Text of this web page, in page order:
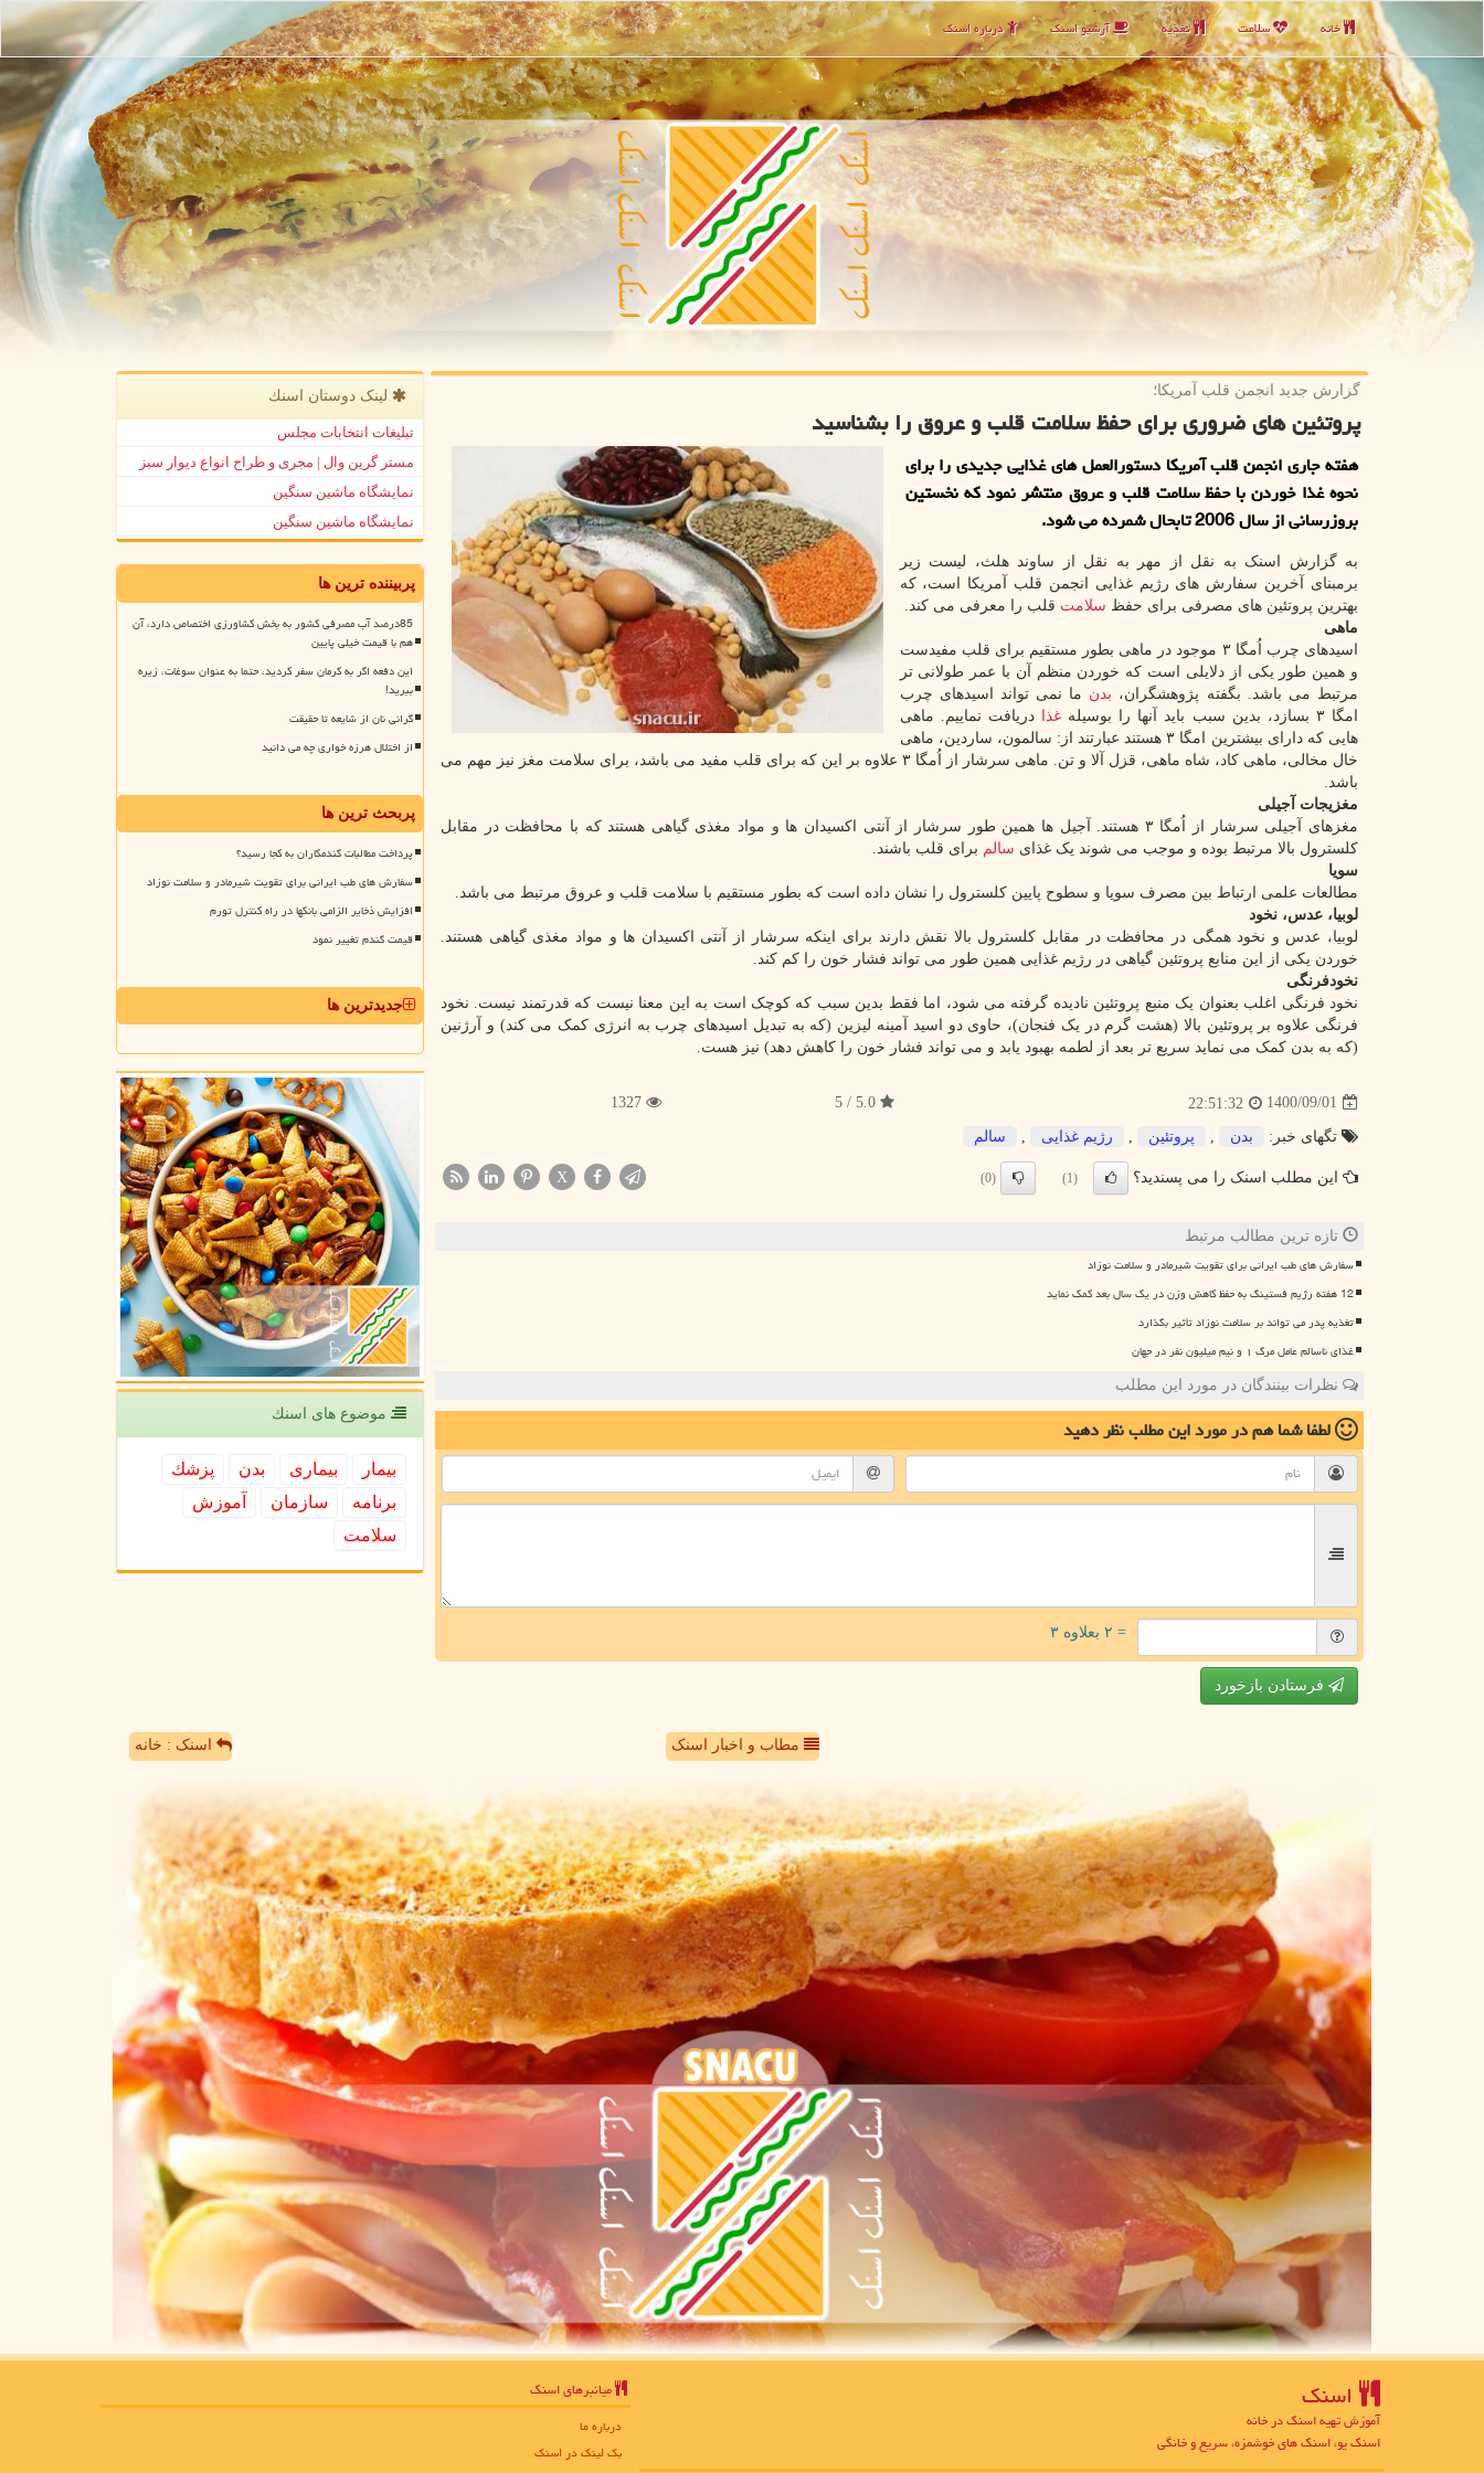
خانه سلامت تغذیه آرشیو اسنك درباره اسنك
گزارش جدید انجمن قلب آمریكا؛
پروتئین های ضروری برای حفظ سلامت قلب و عروق را بشناسید
هفته جاری انجمن قلب آمریکا دستورالعمل های غذایی جدیدی را برای
نحوه غذا خوردن با حفظ سلامت قلب و عروق منتشر نمود که نخستین
بروزرسانی از سال 2006 تابحال شمرده می شود.
به گزارش اسنک به نقل از مهر به نقل از ساوند هلث، لیست زیر
برمبنای آخرین سفارش های رژیم غذایی انجمن قلب آمریکا است، که
بهترین پروتئین های مصرفی برای حفظ سلامت قلب را معرفی می کند.
ماهی
اسیدهای چرب اُمگا ۳ موجود در ماهی بطور مستقیم برای قلب مفیدست
و همین طور یکی از دلایلی است که خوردن منظم آن با عمر طولانی تر
مرتبط می باشد. بگفته پژوهشگران، بدن ما نمی تواند اسیدهای چرب
امگا ۳ بسازد، بدین سبب باید آنها را بوسیله
غذا
دریافت نماییم. ماهی
هایی که دارای بیشترین امگا ۳ هستند عبارتند از: سالمون، ساردین، ماهی
خال مخالی، ماهی کاد، شاه ماهی، قزل آلا و تن. ماهی سرشار از اُمگا ۳ علاوه بر این که برای قلب مفید می باشد، برای سلامت مغز نیز مهم می
باشد.
مغزیجات آجیلی
مغزهای آجیلی سرشار از اُمگا ۳ هستند. آجیل ها همین طور سرشار از آنتی اکسیدان ها و مواد مغذی گیاهی هستند که با محافظت در مقابل
کلسترول بالا مرتبط بوده و موجب می شوند یک غذای سالم برای قلب باشند.
سویا
مطالعات علمی ارتباط بین مصرف سویا و سطوح پایین کلسترول را نشان داده است که بطور مستقیم با سلامت قلب و عروق مرتبط می باشد.
لوبیا، عدس، نخود
لوبیا، عدس و نخود همگی در محافظت در مقابل کلسترول بالا نقش دارند برای اینکه سرشار از آنتی اکسیدان ها و مواد مغذی گیاهی هستند.
خوردن یکی از این منابع پروتئین گیاهی در رژیم غذایی همین طور می تواند فشار خون را کم کند.
نخودفرنگی
نخود فرنگی اغلب بعنوان یک منبع پروتئین نادیده گرفته می شود، اما فقط بدین سبب که کوچک است به این معنا نیست که قدرتمند نیست. نخود
فرنگی علاوه بر پروتئین بالا (هشت گرم در یک فنجان)، حاوی دو اسید آمینه لیزین (که به تبدیل اسیدهای چرب به انرژی کمک می کند) و آرژنین
(که به بدن کمک می نماید سریع تر بعد از لطمه بهبود یابد و می تواند فشار خون را کاهش دهد) نیز هست.
1400/09/01
22:51:32
5.0 / 5
1327
تگهای خبر: بدن پروتئین رژیم غذایی سالم
این مطلب اسنک را می پسندید؟ (1)
(0)
X
تازه ترین مطالب مرتبط
سفارش های طب ایرانی برای تقویت شیرمادر و سلامت نوزاد
12 هفته رژیم فستینگ به حفظ کاهش وزن در یک سال بعد کمک نماید
تغذیه پدر می تواند بر سلامت نوزاد تأثیر بگذارد
غذای ناسالم عامل مرگ ۱ و نیم میلیون نفر در جهان
نظرات بینندگان در مورد این مطلب
لطفا شما همدر مورد این مطلبنظر دهید
= ۲ بعلاوه ۳
فرستادن بازخورد
لینک دوستان اسنك
تبلیغات انتخابات مجلس
مستر گرین وال | مجری و طراح انواع دیوار سبز
نمایشگاه ماشین سنگین
نمایشگاه ماشین سنگین
پربیننده ترین ها
85درصد آب مصرفی کشور به بخش کشاورزی اختصاص دارد، آن
هم با قیمت خیلی پایین
این دفعه اگر به کرمان سفر کردید، حتما به عنوان سوغات، زیره
ببرید!
گرانی نان از شایعه تا حقیقت
از اختلال هرزه خواری چه می دانید
پربحث ترین ها
پرداخت مطالبات گندمکاران به کجا رسید؟
سفارش های طب ایرانی برای تقویت شیرمادر و سلامت نوزاد
افزایش ذخایر الزامی بانکها در راه کنترل تورم
قیمت گندم تغییر نمود
جدیدترین ها
موضوع های اسنك
بیمار بیماری بدن
پزشك
برنامه
سازمان
آموزش
سلامت
مطاب و اخبار اسنک اسنک : خانه
اسنك
آموزش تهیه اسنک در خانه
اسنک یو، اسنک های خوشمزه، سریع و خانگی
میانبرهای اسنك
درباره ما
بک لینک در اسنك